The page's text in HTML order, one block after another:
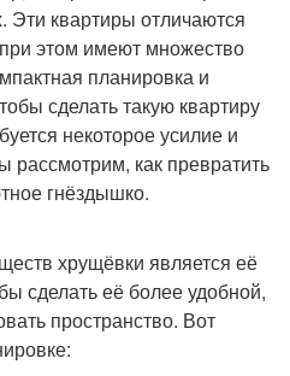
квартиры отличаются
этом имеют множество
планировка и
сделать такую квартиру
некоторое усилие и
рассмотрим, как превратить
гнёздышко.
хрущёвки является её
сделать её более удобной,
пространство. Вот